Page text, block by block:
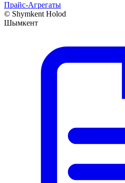
Прайс-Агрегаты
© Shymkent Holod
Шымкент